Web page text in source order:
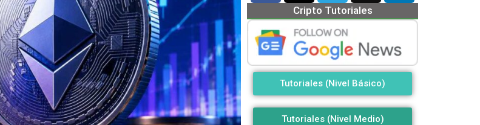
Cripto Tutoriales
Tutoriales (Nivel Básico)
Tutoriales (Nivel Medio)